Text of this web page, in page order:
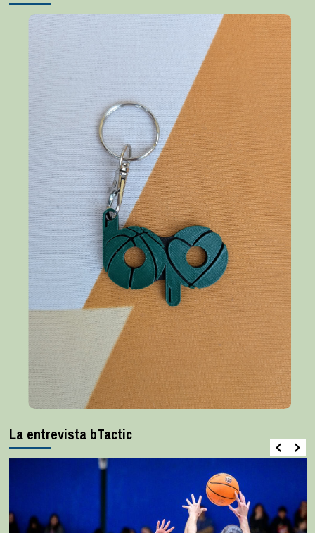
La entrevista bTactic